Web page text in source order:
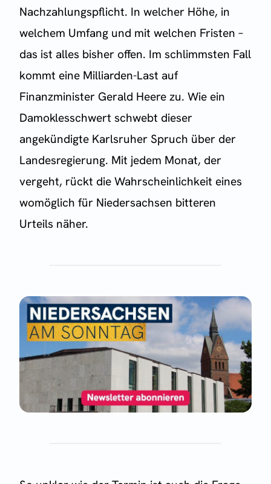
Nachzahlungspflicht. In welcher Höhe, in
welchem Umfang und mit welchen Fristen –
das ist alles bisher offen. Im schlimmsten Fall
kommt eine Milliarden-Last auf
Finanzminister Gerald Heere zu. Wie ein
Damoklesschwert schwebt dieser
angekündigte Karlsruher Spruch über der
Landesregierung. Mit jedem Monat, der
vergeht, rückt die Wahrscheinlichkeit eines
womöglich für Niedersachsen bitteren
Urteils näher.